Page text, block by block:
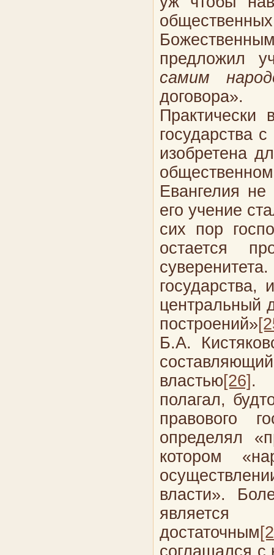
предложил
самим
договора».
Практически
государства
изобретена
Евангелия
его учение
сих пор
остается
государства,
центральный
построений»
Б.А.
властью[26] .
полагал,
правового
определял
котором
власти».
достаточным
соглашался